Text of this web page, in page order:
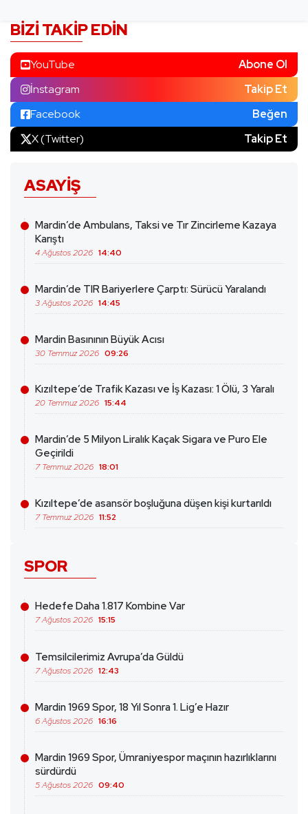
BIZI TAKIP EDIN
YouTube
Abone Ol
İnstagram
Takip Et
Facebook
Beğen
X (Twitter)
Takip Et
ASAYIŞ
Mardin’de Ambulans, Taksi ve Tır Zincirleme Kazaya
Karıştı
4 Ağustos 2026 14:40
Mardin’de TIR Bariyerlere Çarptı: Sürücü Yaralandı
3 Ağustos 2026 14:45
Mardin Basınının Büyük Acısı
30 Temmuz 2026 09:26
Kızıltepe’de Trafik Kazası ve İş Kazası: 1 Ölü, 3 Yaralı
20 Temmuz 2026 15:44
Mardin’de 5 Milyon Liralık Kaçak Sigara ve Puro Ele
Geçirildi
7 Temmuz 2026 18:01
Kızıltepe’de asansör boşluğuna düşen kişi kurtarıldı
7 Temmuz 2026 11:52
SPOR
Hedefe Daha 1.817 Kombine Var
7 Ağustos 2026 15:15
Temsilcilerimiz Avrupa’da Güldü
7 Ağustos 2026 12:43
Mardin 1969 Spor, 18 Yıl Sonra 1. Lig’e Hazır
6 Ağustos 2026 16:16
Mardin 1969 Spor, Ümraniyespor maçının hazırlıklarını
sürdürdü
5 Ağustos 2026 09:40